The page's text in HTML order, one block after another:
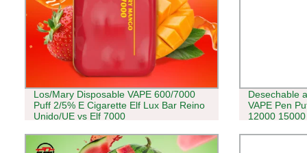
Los/Mary Disposable VAPE 600/7000
Puff 2/5% E Cigarette Elf Lux Bar Reino
Unido/UE vs Elf 7000
Desechable
VAPE Pen
12000
5 muestras